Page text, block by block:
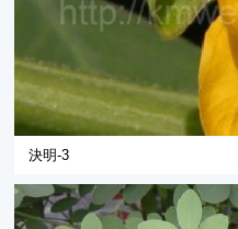
決明-3